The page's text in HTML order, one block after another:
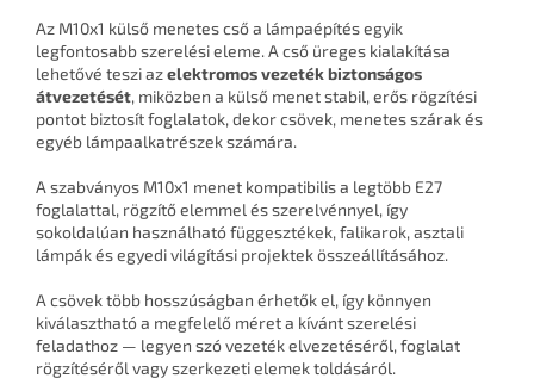
Az M10x1 külső menetes cső a lámpaépítés egyik
legfontosabb szerelési eleme. A cső üreges kialakítása
lehetővé teszi azelektromos vezeték biztonságos
átvezetését, miközben a külső menet stabil, erős rögzítési
pontot biztosít foglalatok, dekor csövek, menetes szárak és
egyéb lámpaalkatrészek számára.
A szabványos M10x1 menet kompatibilis a legtöbb E27
foglalattal, rögzítő elemmel és szerelvénnyel, így
sokoldalúan használható függesztékek, falikarok, asztali
lámpák és egyedi világítási projektek összeállításához.
A csövek több hosszúságban érhetők el, így könnyen
kiválasztható a megfelelő méret a kívánt szerelési
feladathoz — legyen szó vezeték elvezetéséről, foglalat
rögzítéséről vagy szerkezeti elemek toldásáról.